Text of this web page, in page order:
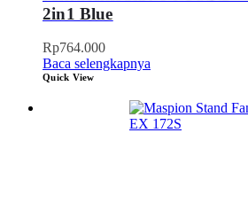
2in1 Blue
Rp764.000
Baca selengkapnya
Quick View